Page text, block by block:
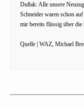
Dußak: Alle unsere
Schneider waren schon
mir bereits flüssig über die
Quelle | WAZ, Michael